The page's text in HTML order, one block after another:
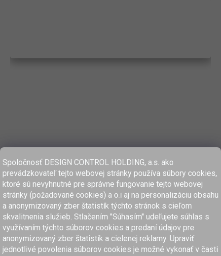
Spoločnosť DESIGN CONTROL HOLDING, a.s. ako
prevádzkovateľ tejto webovej stránky používa súbory cookies,
ktoré sú nevyhnutné pre správne fungovanie tejto webovej
stránky (požadované cookies) a o.i aj na personalizáciu obsahu
a anonymizovaný zber štatistík týchto stránok s cieľom
skvalitnenia služieb. Stlačením "Súhasím" udeľujete súhlas s
využívaním týchto súborov cookies a predaní údajov pre
anonymizovaný zber štatistík a cielenej reklamy. Upraviť
jednotlivé povolenia súborov cookies je možné vykonať v časti